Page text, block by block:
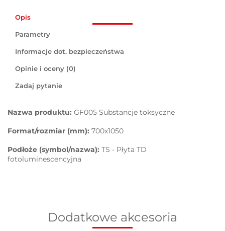
Opis
Parametry
Informacje dot. bezpieczeństwa
Opinie i oceny (0)
Zadaj pytanie
Nazwa produktu: GF005 Substancje toksyczne
Format/rozmiar (mm): 700x1050
Podłoże (symbol/nazwa): TS - Płyta TD
fotoluminescencyjna
Dodatkowe akcesoria